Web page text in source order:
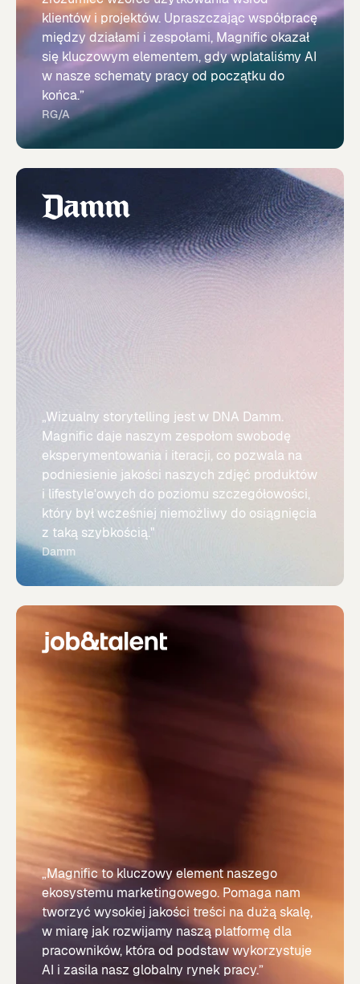
klientów i projektów. Upraszczając współpracę
między działami i zespołami, Magnific okazał
się kluczowym elementem, gdy wplataliśmy AI
w nasze schematy pracy od początku do
końca.”
RG/A
„Wizualny storytelling jest w DNA Damm.
Magnific daje naszym zespołom swobodę
eksperymentowania i iteracji, co pozwala na
podniesienie jakości naszych zdjęć produktów
i lifestyle'owych do poziomu szczegółowości,
który był wcześniej niemożliwy do osiągnięcia
z taką szybkością."
Damm
„Magnific to kluczowy element naszego
ekosystemu marketingowego. Pomaga nam
tworzyć wysokiej jakości treści na dużą skalę,
w miarę jak rozwijamy naszą platformę dla
pracowników, która od podstaw wykorzystuje
AI i zasila nasz globalny rynek pracy.”